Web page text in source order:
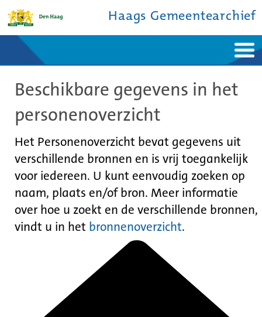
Haags Gemeentearchief
Ontdek de stad
De studiezaal
Bronnen en collecties
Contact
Beschikbare gegevens in het
personenoverzicht
Het Personenoverzicht bevat gegevens uit
verschillende bronnen en is vrij toegankelijk
voor iedereen. U kunt eenvoudig zoeken op
naam, plaats en/of bron. Meer informatie
over hoe u zoekt en de verschillende bronnen,
vindt u in het bronnenoverzicht.